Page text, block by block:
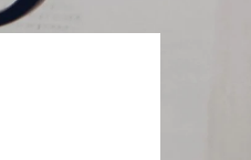
中国法務